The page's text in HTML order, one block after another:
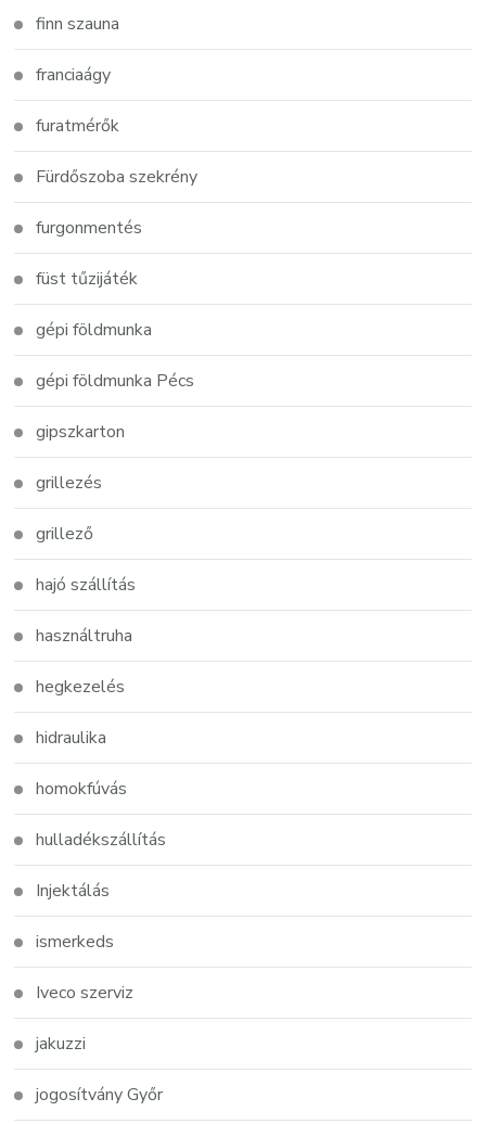
finn szauna
franciaágy
furatmérők
Fürdőszoba szekrény
furgonmentés
füst tűzijáték
gépi földmunka
gépi földmunka Pécs
gipszkarton
grillezés
grillező
hajó szállítás
használtruha
hegkezelés
hidraulika
homokfúvás
hulladékszállítás
Injektálás
ismerkeds
Iveco szerviz
jakuzzi
jogosítvány Győr